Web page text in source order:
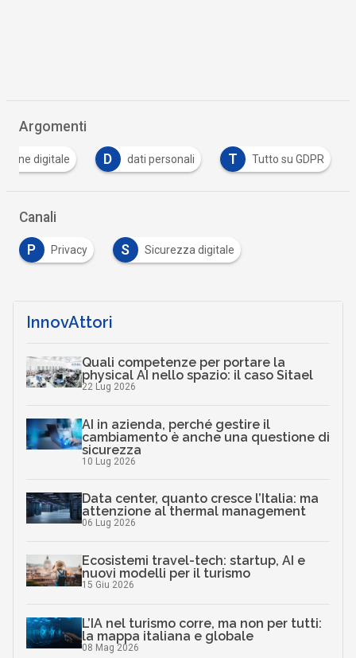
Argomenti
digitale D dati personali T Tutto su GDPR
Canali
P Privacy S Sicurezza digitale
InnovAttori
Quali competenze per portare la
physical AI nello spazio: il caso Sitael
22 Lug 2026
AI in azienda, perché gestire il
cambiamento è anche una questione di
sicurezza
10 Lug 2026
Data center, quanto cresce l’Italia: ma
attenzione al thermal management
06 Lug 2026
Ecosistemi travel-tech: startup, AI e
nuovi modelli per il turismo
15 Giu 2026
L’IA nel turismo corre, ma non per tutti:
la mappa italiana e globale
08 Mag 2026